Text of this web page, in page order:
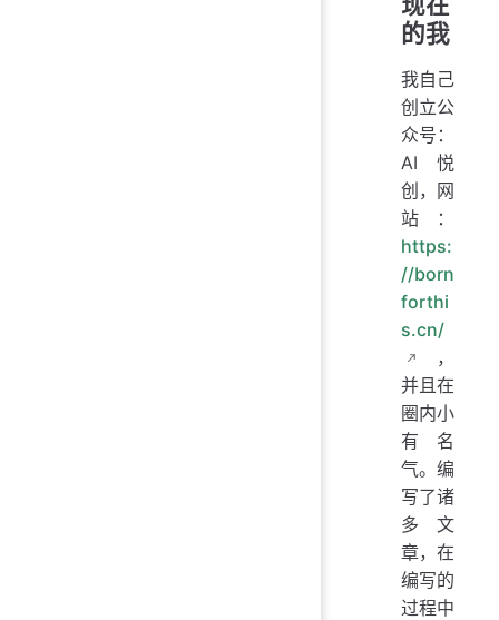
的我
我自己
创立公
众号：
AI悦
创，网
站：
https:
//born
forthi
s.cn/
，
并且在
圈内小
有名
气。编
写了诸
多文
章，在
编写的
过程中